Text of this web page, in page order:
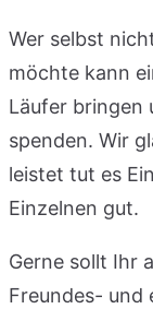
Wer selbst
möchte kann
Läufer bringen
spenden. Wir
leistet tut es
Einzelnen gut.
Gerne sollt Ihr
Freundes- und